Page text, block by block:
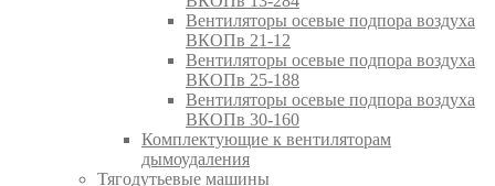
Вентиляторы осевые подпора воздуха
ВКОПв 21-12
Вентиляторы осевые подпора воздуха
ВКОПв 25-188
Вентиляторы осевые подпора воздуха
ВКОПв 30-160
Комплектующие к вентиляторам
дымоудаления
Тягодутьевые машины